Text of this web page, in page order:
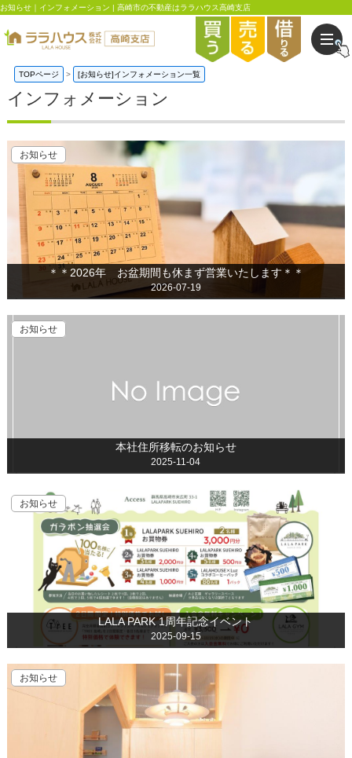
お知らせ｜インフォメーション | 高崎市の不動産はララハウス高崎支店
TOPページ [お知らせ]インフォメーション一覧
インフォメーション
お知らせ
＊＊2026年 お盆期間も休まず営業いたします＊＊
2026-07-19
お知らせ
本社住所移転のお知らせ
2025-11-04
お知らせ
LALA PARK 1周年記念イベント
2025-09-15
お知らせ